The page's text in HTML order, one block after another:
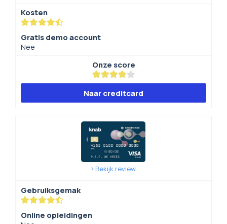
Kosten
Gratis demo account
Nee
Onze score
Naar creditcard
Bekijk review
Gebruiksgemak
Online opleidingen